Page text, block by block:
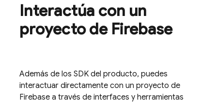
Interactúa con un
proyecto de Firebase
Además de los SDK del producto, puedes
interactuar directamente con un proyecto de
Firebase a través de interfaces y herramientas